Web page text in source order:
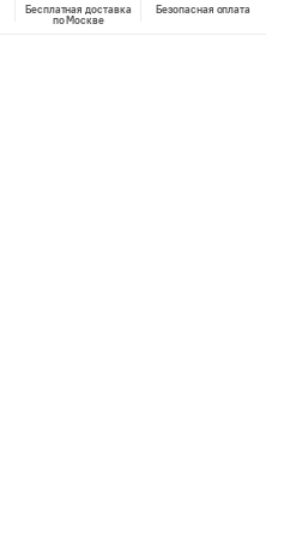
Бесплатная доставка
по Москве
Безопасная оплата